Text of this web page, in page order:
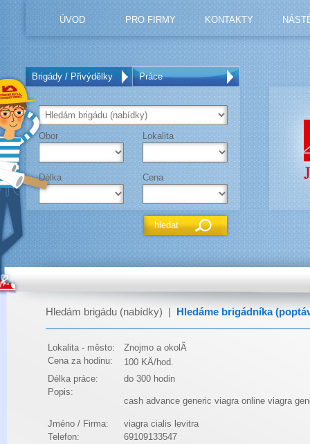
ÚVOD PRO FIRMY KONTAKTY
Brigády / Přivýdělky Práce
Obor Lokalita
Délka Cena
Hledám brigádu (nabídky) Hledáme brigádníka
Lokalita - město:
Znojmo a okolÃ­
Cena za hodinu:
100 KÄ/hod.
Délka práce:
do 300 hodin
Popis:
cash advance generic viagra online viagra
Jméno / Firma:
viagra cialis levitra
Telefon:
69109133547